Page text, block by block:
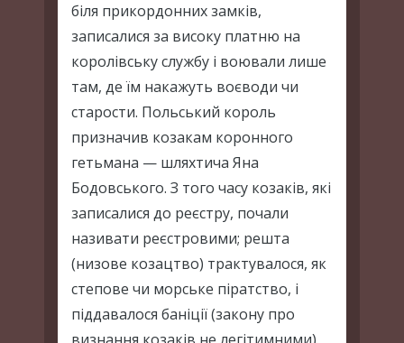
біля прикордонних замків,
записалися за високу платню на
королівську службу і воювали лише
там, де їм накажуть воєводи чи
старости. Польський король
призначив козакам коронного
гетьмана — шляхтича Яна
Бодовського. З того часу козаків, які
записалися до реєстру, почали
називати реєстровими; решта
(низове козацтво) трактувалося, як
степове чи морське піратство, і
піддавалося баніції (закону про